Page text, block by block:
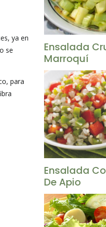
ya en
se
para
Ensalada
Marroquí
Ensalada
De Apio